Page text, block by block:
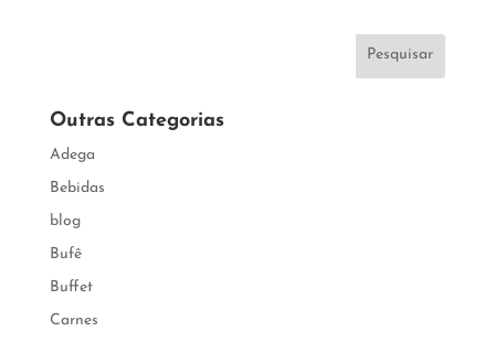
Pesquisar
Outras Categorias
Adega
Bebidas
blog
Bufê
Buffet
Carnes